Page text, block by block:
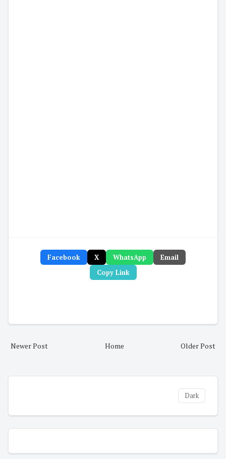
Facebook X WhatsApp
Email
Copy Link
Newer Post Older Post
Home
Dark